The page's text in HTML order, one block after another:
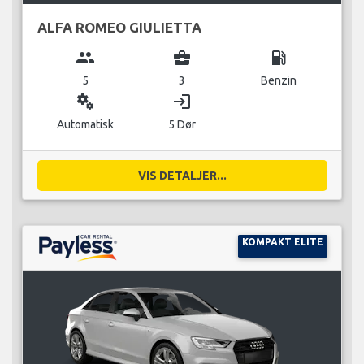
ALFA ROMEO GIULIETTA
group
5
business_center
3
local_gas_station
Benzin
miscellaneous_services
Automatisk
login
5 Dør
VIS DETALJER...
KOMPAKT ELITE